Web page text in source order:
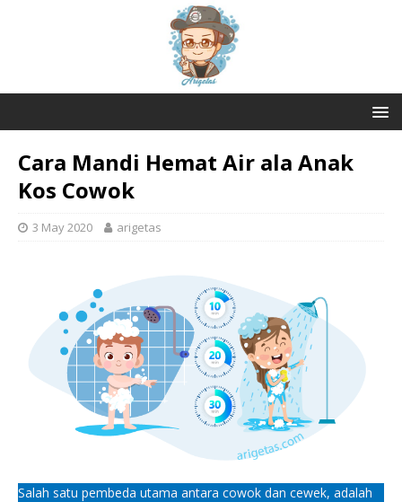
Cara Mandi Hemat Air ala Anak
Kos Cowok
3 May 2020 arigetas
Salah satu pembeda utama antara cowok dan cewek, adalah